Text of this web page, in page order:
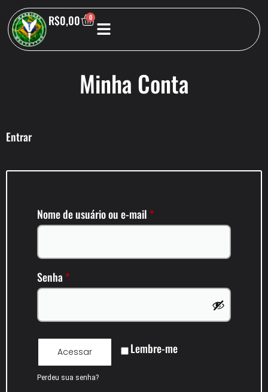
R$0,00 0
Minha Conta
Entrar
Nome de usuário ou e-mail *
Senha *
Lembre-me
Acessar
Perdeu sua senha?